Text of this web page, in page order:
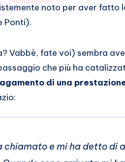
noto per aver fatto
Ponti).
Vabbè, fate voi) sembra
che più ha
di una
chiamato e mi ha detto di